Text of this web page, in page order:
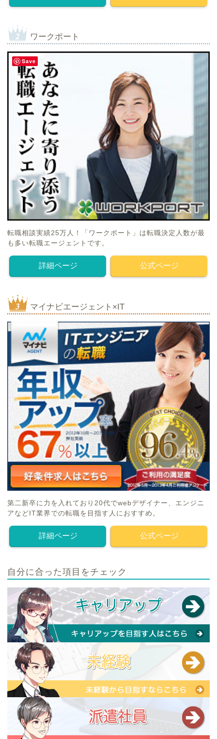
ワークポート
転職相談実績25万人！「ワークポート」は転職決定人数が最
も多い転職エージェントです。
詳細ページ 公式ページ
マイナビエージェント×IT
第二新卒に力を入れており20代でwebデザイナー、エンジニ
アなどIT業界での転職を目指す人におすすめ。
詳細ページ 公式ページ
自分に合った項目をチェック
Save